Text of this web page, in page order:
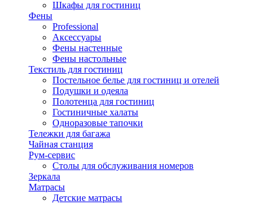
Шкафы для гостиниц
Фены
Professional
Аксессуары
Фены настенные
Фены настольные
Текстиль для гостиниц
Постельное белье для гостиниц и отелей
Подушки и одеяла
Полотенца для гостиниц
Гостиничные халаты
Одноразовые тапочки
Тележки для багажа
Чайная станция
Рум-сервис
Столы для обслуживания номеров
Зеркала
Матрасы
Детские матрасы